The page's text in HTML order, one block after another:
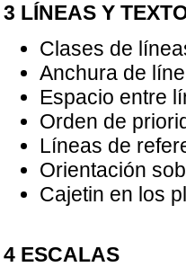
3 LÍNEAS Y
Clases de
Anchura de
Espacio entre
Orden de
Líneas de
Orientación
Cajetin en los
4 ESCALAS